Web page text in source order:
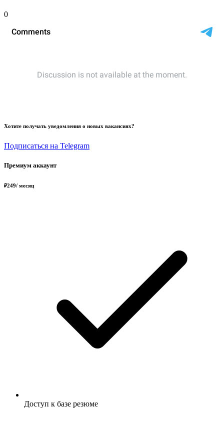
0
Хотите получать уведомления о новых вакансиях?
Подписаться на Telegram
Премиум аккаунт
₽249/ месяц
Доступ к базе резюме